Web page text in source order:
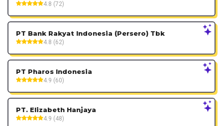
4.8 (72)
PT Bank Rakyat Indonesia (Persero) Tbk
4.8 (62)
PT Pharos Indonesia
4.9 (60)
PT. Elizabeth Hanjaya
4.9 (48)